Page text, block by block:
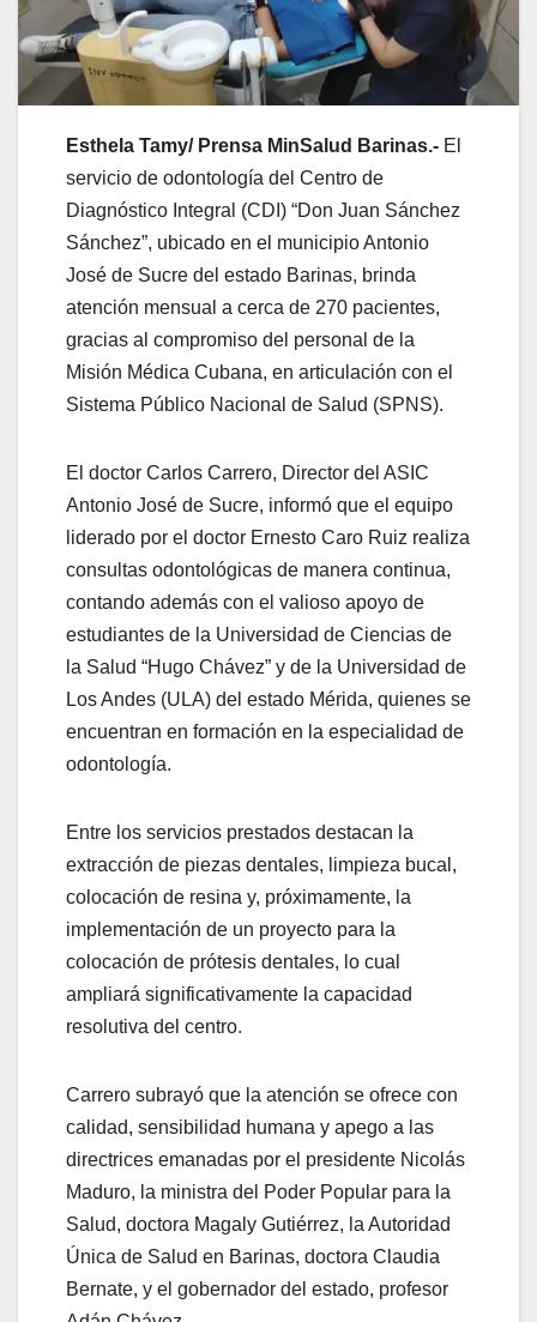
Esthela Tamy/ Prensa MinSalud Barinas.- El
servicio de odontología del Centro de
Diagnóstico Integral (CDI) “Don Juan Sánchez
Sánchez”, ubicado en el municipio Antonio
José de Sucre del estado Barinas, brinda
atención mensual a cerca de 270 pacientes,
gracias al compromiso del personal de la
Misión Médica Cubana, en articulación con el
Sistema Público Nacional de Salud (SPNS).
El doctor Carlos Carrero, Director del ASIC
Antonio José de Sucre, informó que el equipo
liderado por el doctor Ernesto Caro Ruiz realiza
consultas odontológicas de manera continua,
contando además con el valioso apoyo de
estudiantes de la Universidad de Ciencias de
la Salud “Hugo Chávez” y de la Universidad de
Los Andes (ULA) del estado Mérida, quienes se
encuentran en formación en la especialidad de
odontología.
Entre los servicios prestados destacan la
extracción de piezas dentales, limpieza bucal,
colocación de resina y, próximamente, la
implementación de un proyecto para la
colocación de prótesis dentales, lo cual
ampliará significativamente la capacidad
resolutiva del centro.
Carrero subrayó que la atención se ofrece con
calidad, sensibilidad humana y apego a las
directrices emanadas por el presidente Nicolás
Maduro, la ministra del Poder Popular para la
Salud, doctora Magaly Gutiérrez, la Autoridad
Única de Salud en Barinas, doctora Claudia
Bernate, y el gobernador del estado, profesor